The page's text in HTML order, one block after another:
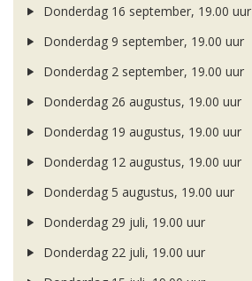
Donderdag 16 september, 19.00 uur
Donderdag 9 september, 19.00 uur
Donderdag 2 september, 19.00 uur
Donderdag 26 augustus, 19.00 uur
Donderdag 19 augustus, 19.00 uur
Donderdag 12 augustus, 19.00 uur
Donderdag 5 augustus, 19.00 uur
Donderdag 29 juli, 19.00 uur
Donderdag 22 juli, 19.00 uur